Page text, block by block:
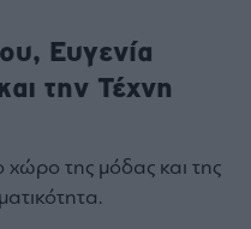
Ευγενία
την Τέχνη
χώρο της μόδας και της